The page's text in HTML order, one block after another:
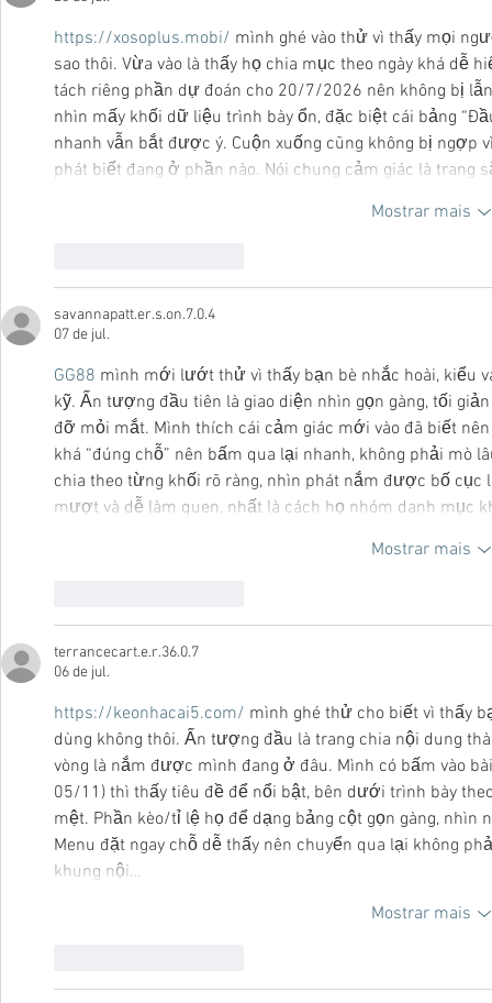
https://xosoplus.mobi/ mình ghé vào thử vì thấy mọi
sao thôi. Vừa vào là thấy họ chia mục theo ngày khá dễ
tách riêng phần dự đoán cho 20/7/2026 nên không bị
nhìn mấy khối dữ liệu trình bày ổn, đặc biệt cái bảng
nhanh vẫn bắt được ý. Cuộn xuống cũng không bị ngợp
phát biết đang ở phần nào. Nói chung cảm giác là trang
Mostrar mais
savannapatt.er.s.on.7.0.4
07 de jul.
GG88 mình mới lướt thử vì thấy bạn bè nhắc hoài, kiểu
kỹ. Ấn tượng đầu tiên là giao diện nhìn gọn gàng, tối
đỡ mỏi mắt. Mình thích cái cảm giác mới vào đã biết
khá “đúng chỗ” nên bấm qua lại nhanh, không phải mò
chia theo từng khối rõ ràng, nhìn phát nắm được bố cục
mượt và dễ làm quen, nhất là cách họ nhóm danh mục
Mostrar mais
terrancecart.e.r.36.0.7
06 de jul.
https://keonhacai5.com/ mình ghé thử cho biết vì thấy
dùng không thôi. Ấn tượng đầu là trang chia nội dung
vòng là nắm được mình đang ở đâu. Mình có bấm vào
05/11) thì thấy tiêu đề để nổi bật, bên dưới trình bày
mệt. Phần kèo/tỉ lệ họ để dạng bảng cột gọn gàng,
Menu đặt ngay chỗ dễ thấy nên chuyển qua lại không
khung nội…
Mostrar mais